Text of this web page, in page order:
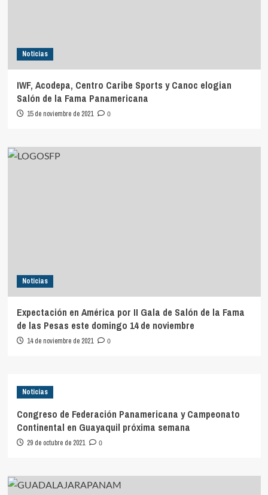
Noticias
IWF, Acodepa, Centro Caribe Sports y Canoc elogian
Salón de la Fama Panamericana
15 de noviembre de 2021 0
Noticias
Expectación en América por II Gala de Salón de la Fama
de las Pesas este domingo 14 de noviembre
14 de noviembre de 2021 0
Noticias
Congreso de Federación Panamericana y Campeonato
Continental en Guayaquil próxima semana
29 de octubre de 2021 0